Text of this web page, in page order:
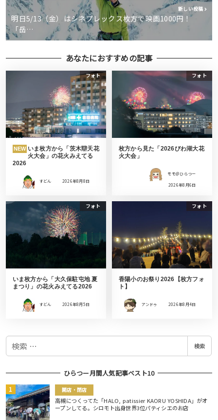
新しい投稿
明日5/13（金）はシネプレックス枚方で映画1000円！
「岳…
あなたにおすすめの記事
フォト
NEW いま枚方から「茨木辯天花
火大会」の花火みえてる
2026
すどん 2026年8月8日
フォト
枚方から見た「2026びわ湖大花
火大会」
モモ＠ひらつー
2026年8月6日
フォト
いま枚方から「大久保駐屯地 夏
まつり」の花火みえてる2026
すどん 2026年8月5日
フォト
香陽小のお祭り2026【枚方フォ
ト】
アンドゥ 2026年8月4日
検
検索
ひらつー月間人気記事ベスト10
開店・閉店
高槻につくってた「HALO, patissier KAORU YOSHIDA」がオ
ープンしてる。シロモト出身世界3位パティシエのお店